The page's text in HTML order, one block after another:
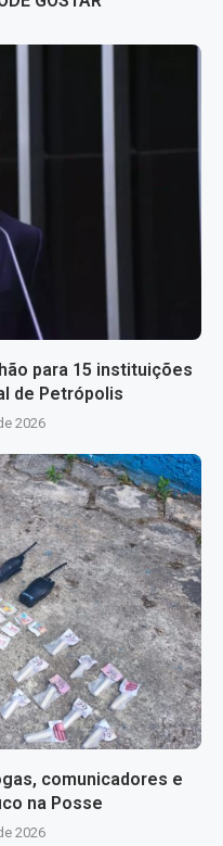
para 15 instituições
de Petrópolis
2026
comunicadores e
na Posse
2026